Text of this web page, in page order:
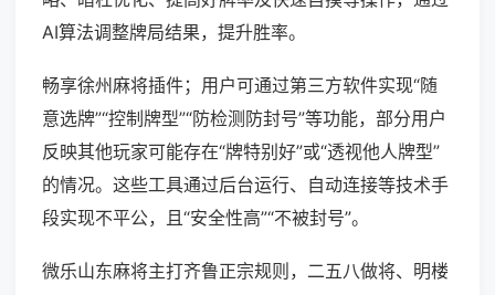
AI算法调整牌局结果，提升胜率。
畅享徐州麻将插件；用户可通过第三方软件实现“随
意选牌”“控制牌型”“防检测防封号”等功能，部分用户
反映其他玩家可能存在“牌特别好”或“透视他人牌型”
的情况。这些工具通过后台运行、自动连接等技术手
段实现不平公，且“安全性高”“不被封号”。
微乐山东麻将主打齐鲁正宗规则，二五八做将、明楼